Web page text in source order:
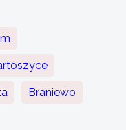
Braniewo